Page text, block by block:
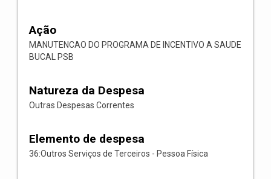
Ação
MANUTENCAO DO PROGRAMA DE INCENTIVO A SAUDE
BUCAL PSB
Natureza da Despesa
Outras Despesas Correntes
Elemento de despesa
36:Outros Serviços de Terceiros - Pessoa Física